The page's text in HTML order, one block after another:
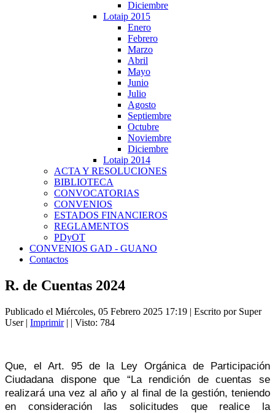
Diciembre
Lotaip 2015
Enero
Febrero
Marzo
Abril
Mayo
Junio
Julio
Agosto
Septiembre
Octubre
Noviembre
Diciembre
Lotaip 2014
ACTA Y RESOLUCIONES
BIBLIOTECA
CONVOCATORIAS
CONVENIOS
ESTADOS FINANCIEROS
REGLAMENTOS
PDyOT
CONVENIOS GAD - GUANO
Contactos
R. de Cuentas 2024
Publicado el Miércoles, 05 Febrero 2025 17:19 | Escrito por Super
User| Imprimir| | Visto: 784
Que, el Art. 95 de la Ley Orgánica de Participación
Ciudadana dispone que “La rendición de cuentas se
realizará una vez al año y al final de la gestión, teniendo
en consideración las solicitudes que realice la